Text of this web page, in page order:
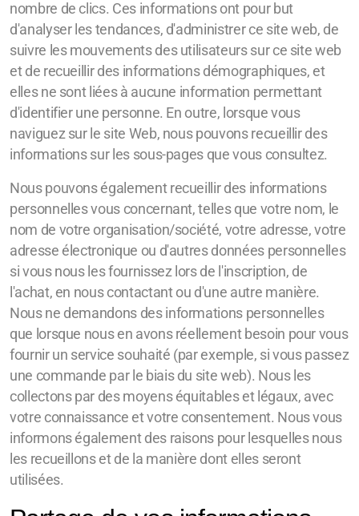
nombre de clics. Ces informations ont pour but
d'analyser les tendances, d'administrer ce site web, de
suivre les mouvements des utilisateurs sur ce site web
et de recueillir des informations démographiques, et
elles ne sont liées à aucune information permettant
d'identifier une personne. En outre, lorsque vous
naviguez sur le site Web, nous pouvons recueillir des
informations sur les sous-pages que vous consultez.
Nous pouvons également recueillir des informations
personnelles vous concernant, telles que votre nom, le
nom de votre organisation/société, votre adresse, votre
adresse électronique ou d'autres données personnelles
si vous nous les fournissez lors de l'inscription, de
l'achat, en nous contactant ou d'une autre manière.
Nous ne demandons des informations personnelles
que lorsque nous en avons réellement besoin pour vous
fournir un service souhaité (par exemple, si vous passez
une commande par le biais du site web). Nous les
collectons par des moyens équitables et légaux, avec
votre connaissance et votre consentement. Nous vous
informons également des raisons pour lesquelles nous
les recueillons et de la manière dont elles seront
utilisées.